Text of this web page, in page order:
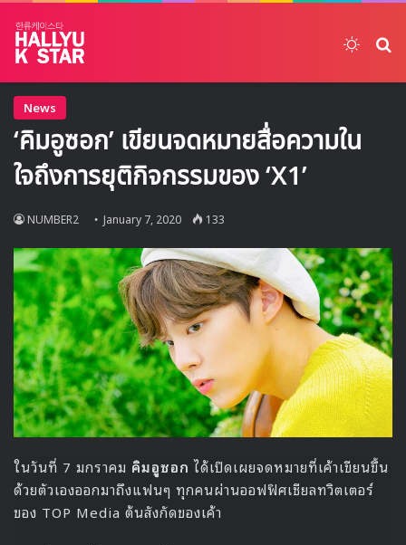
News
‘คิมอูซอก’ เขียนจดหมายสื่อความใน
ใจถึงการยุติกิจกรรมของ ‘X1’
NUMBER2 January 7, 2020 133
ในวันที่ 7 มกราคม คิมอูซอกได้เปิดเผยจดหมายที่เค้าเขียนขึ้น
ด้วยตัวเองออกมาถึงแฟนๆ ทุกคนผ่านออฟฟิศเชียลทวิตเตอร์
ของ TOP Media ต้นสังกัดของเค้า